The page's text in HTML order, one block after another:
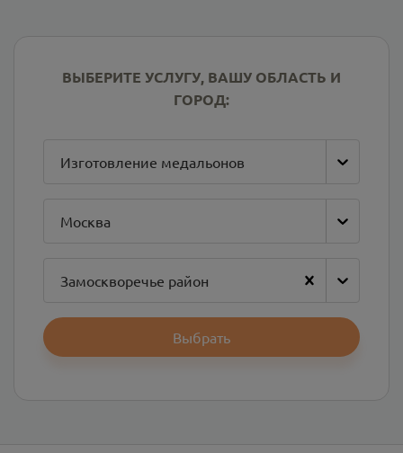
ВЫБЕРИТЕ УСЛУГУ, ВАШУ ОБЛАСТЬ И
ГОРОД:
Изготовление медальонов
Москва
Замоскворечье район
Выбрать